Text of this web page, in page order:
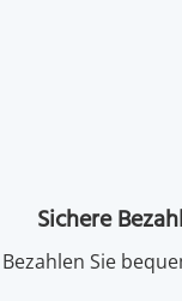
Sichere
Bezahlen Sie